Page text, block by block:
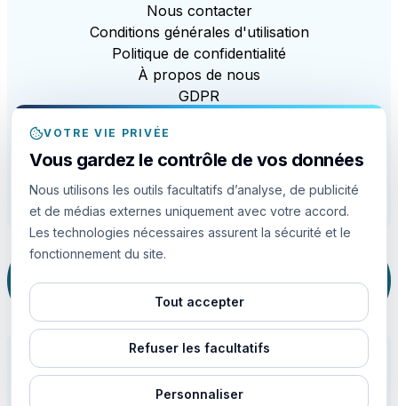
Nous contacter
Conditions générales d'utilisation
Politique de confidentialité
À propos de nous
GDPR
Loi sur l'esclavage moderne
EDI
Politique en matière de cookies
Paramètres des cookies
Ce site est protégé par reCAPTCHA et la
technologie GooglePolitique de confidentialitéet
Conditions d'utilisation
VOTRE VIE PRIVÉE
Vous gardez le contrôle de vos données
Nous utilisons les outils facultatifs d’analyse, de publicité
et de médias externes uniquement avec votre accord.
Les technologies nécessaires assurent la sécurité et le
fonctionnement du site.
Tout accepter
Refuser les facultatifs
Personnaliser